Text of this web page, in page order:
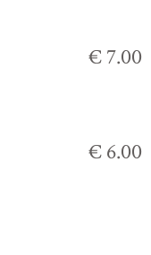
€ 7.00
€ 6.00